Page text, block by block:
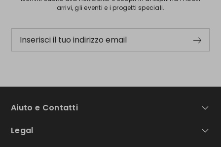
arrivi, gli eventi e i progetti speciali.
Inserisci il tuo indirizzo email
Aiuto e Contatti
Legal